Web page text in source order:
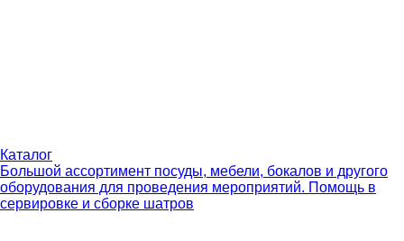
Каталог
Большой ассортимент посуды, мебели, бокалов и другого
оборудования для проведения мероприятий. Помощь в
сервировке и сборке шатров